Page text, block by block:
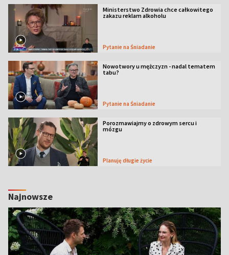
Ministerstwo Zdrowia chce całkowitego
zakazu reklam alkoholu
Pytanie na Śniadanie
Nowotwory u mężczyzn - nadal tematem
tabu?
Pytanie na Śniadanie
Porozmawiajmy o zdrowym sercu i
mózgu
Planuję długie życie
Najnowsze